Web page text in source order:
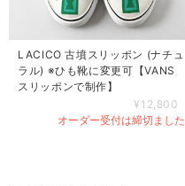
LACICO 古墳スリッポン (ナチュ
ラル) ※ひも靴に変更可【VANS
スリッポンで制作】
¥12,800
オーダー受付は締切ました